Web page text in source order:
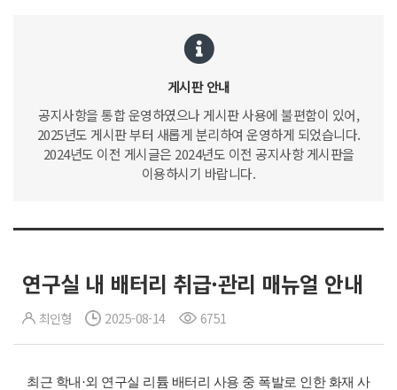
게시판 안내
공지사항을 통합 운영하였으나 게시판 사용에 불편함이 있어,
2025년도 게시판 부터 새롭게 분리하여 운영하게 되었습니다.
2024년도 이전 게시글은 2024년도 이전 공지사항 게시판을
이용하시기 바랍니다.
연구실 내 배터리 취급·관리 매뉴얼 안내
최인형 2025-08-14 6751
최근 학내·외 연구실 리튬 배터리 사용 중 폭발로 인한 화재 사